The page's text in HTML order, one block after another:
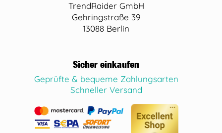
TrendRaider GmbH
Gehringstraße 39
13088 Berlin
Sicher einkaufen
Geprüfte & bequeme Zahlungsarten
Schneller Versand